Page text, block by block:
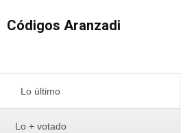
Códigos Aranzadi
Lo último
Lo + votado